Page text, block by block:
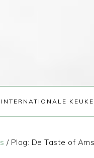
INTERNATIONALE
/Plog: De Taste of